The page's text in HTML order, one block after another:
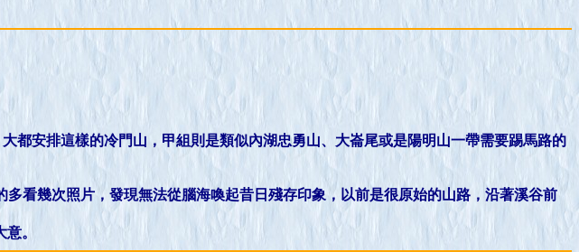
都安排這樣的冷門山，甲組則是類似內湖忠勇山、大崙尾或是陽明山一帶需要踢馬路的
看幾次照片，發現無法從腦海喚起昔日殘存印象，以前是很原始的山路，沿著溪谷前
。